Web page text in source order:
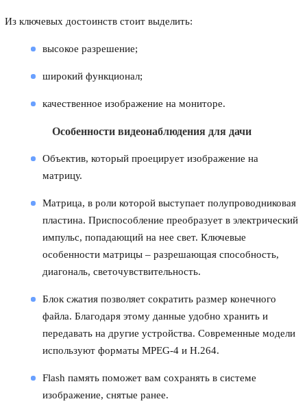
Из ключевых достоинств стоит выделить:
высокое разрешение;
широкий функционал;
качественное изображение на мониторе.
Особенности видеонаблюдения для дачи
Объектив, который проецирует изображение на
матрицу.
Матрица, в роли которой выступает полупроводниковая
пластина. Приспособление преобразует в электрический
импульс, попадающий на нее свет. Ключевые
особенности матрицы – разрешающая способность,
диагональ, светочувствительность.
Блок сжатия позволяет сократить размер конечного
файла. Благодаря этому данные удобно хранить и
передавать на другие устройства. Современные модели
используют форматы MPEG-4 и Н.264.
Flash память поможет вам сохранять в системе
изображение, снятые ранее.